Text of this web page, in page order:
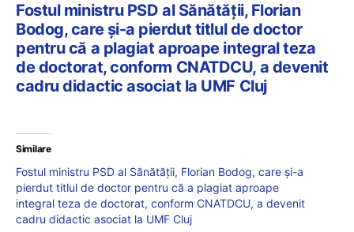
Fostul ministru PSD al Sănătății, Florian
Bodog, care și-a pierdut titlul de doctor
pentru că a plagiat aproape integral teza
de doctorat, conform CNATDCU, a devenit
cadru didactic asociat la UMF Cluj
Similare
Fostul ministru PSD al Sănătății, Florian Bodog, care și-a
pierdut titlul de doctor pentru că a plagiat aproape
integral teza de doctorat, conform CNATDCU, a devenit
cadru didactic asociat la UMF Cluj